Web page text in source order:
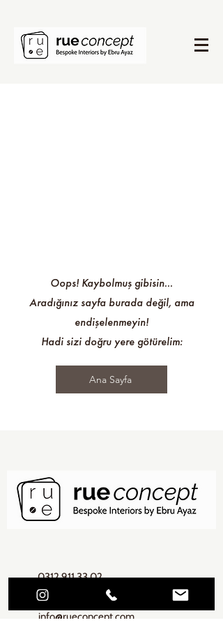
Oops! Kaybolmuş gibisin...
Aradığınız sayfa burada değil, ama
endişelenmeyin!
Hadi sizi doğru yere götürelim:
Ana Sayfa
0312 911 33 02
info@rueconcept.com